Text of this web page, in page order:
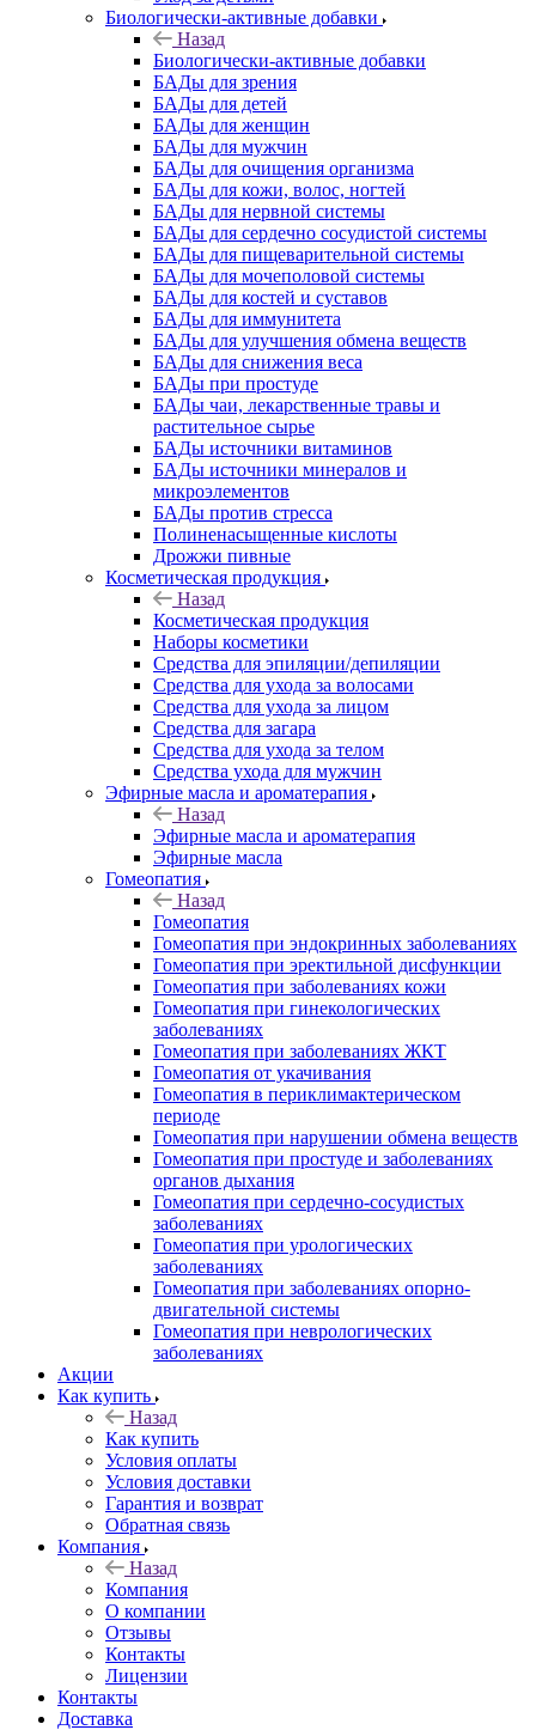
Биологически-активные добавки
Назад
Биологически-активные добавки
БАДы для зрения
БАДы для детей
БАДы для женщин
БАДы для мужчин
БАДы для очищения организма
БАДы для кожи, волос, ногтей
БАДы для нервной системы
БАДы для сердечно сосудистой системы
БАДы для пищеварительной системы
БАДы для мочеполовой системы
БАДы для костей и суставов
БАДы для иммунитета
БАДы для улучшения обмена веществ
БАДы для снижения веса
БАДы при простуде
БАДы чаи, лекарственные травы и
растительное сырье
БАДы источники витаминов
БАДы источники минералов и
микроэлементов
БАДы против стресса
Полиненасыщенные кислоты
Дрожжи пивные
Косметическая продукция
Назад
Косметическая продукция
Наборы косметики
Средства для эпиляции/депиляции
Средства для ухода за волосами
Средства для ухода за лицом
Средства для загара
Средства для ухода за телом
Средства ухода для мужчин
Эфирные масла и ароматерапия
Назад
Эфирные масла и ароматерапия
Эфирные масла
Гомеопатия
Назад
Гомеопатия
Гомеопатия при эндокринных заболеваниях
Гомеопатия при эректильной дисфункции
Гомеопатия при заболеваниях кожи
Гомеопатия при гинекологических
заболеваниях
Гомеопатия при заболеваниях ЖКТ
Гомеопатия от укачивания
Гомеопатия в периклимактерическом
периоде
Гомеопатия при нарушении обмена веществ
Гомеопатия при простуде и заболеваниях
органов дыхания
Гомеопатия при сердечно-сосудистых
заболеваниях
Гомеопатия при урологических
заболеваниях
Гомеопатия при заболеваниях опорно-
двигательной системы
Гомеопатия при неврологических
заболеваниях
Акции
Как купить
Назад
Как купить
Условия оплаты
Условия доставки
Гарантия и возврат
Обратная связь
Компания
Назад
Компания
О компании
Отзывы
Контакты
Лицензии
Контакты
Доставка